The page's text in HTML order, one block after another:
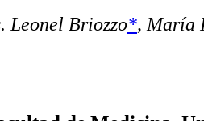
Leonel Briozzo*, María